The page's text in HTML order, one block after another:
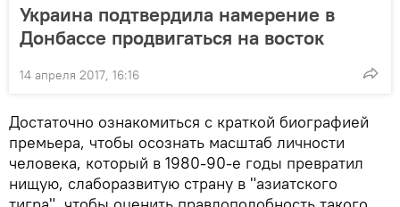
Украина подтвердила намерение в
Донбассе продвигаться на восток
14 апреля 2017, 16:16
Достаточно ознакомиться с краткой биографией
премьера, чтобы осознать масштаб личности
человека, который в 1980-90-е годы превратил
нищую, слаборазвитую страну в "азиатского